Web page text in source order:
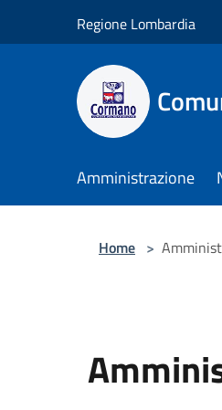
Regione Lombardia
Amministrazione
Home >